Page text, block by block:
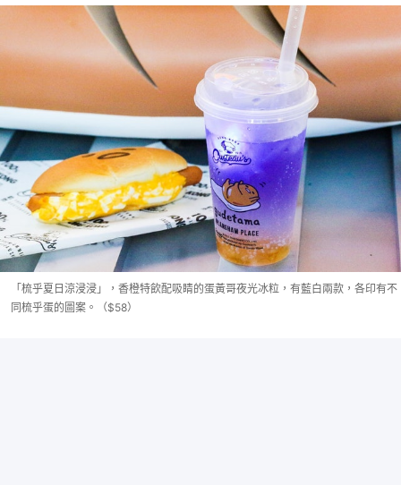
「梳乎夏日涼浸浸」，香橙特飲配吸睛的蛋黃哥夜光冰粒，有藍白兩款，各印有不
同梳乎蛋的圖案。（$58）